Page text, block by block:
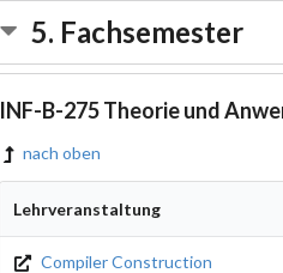
5. Fachsemester
INF-B-275 Theorie und
nach oben
Lehrveranstaltung
Compiler Construction